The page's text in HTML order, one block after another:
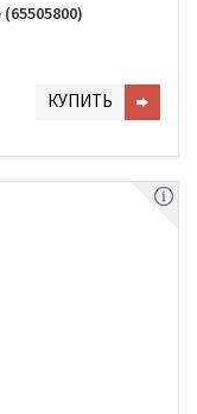
КУПИТЬ